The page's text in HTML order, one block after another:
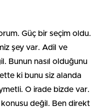
Güç bir seçim oldu.
şey var. Adil ve
Bunun nasıl olduğunu
ki bunu siz alanda
O irade bizde var.
değil. Ben direkt